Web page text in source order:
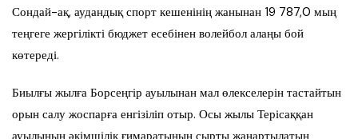
Сондай-ақ, аудандық спорт кешенінің жанынан 19 787,0 мың
теңгеге жергілікті бюджет есебінен волейбол алаңы бой
көтереді.
Биылғы жылға Борсеңгір ауылынан мал өлекселерін тастайтын
орын салу жоспарға енгізіліп отыр. Осы жылы Терісаққан